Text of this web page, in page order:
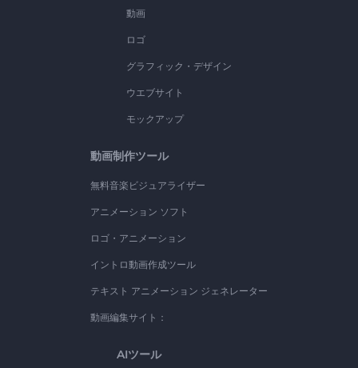
動画
ロゴ
グラフィック・デザイン
ウエブサイト
モックアップ
動画制作ツール
無料音楽ビジュアライザー
アニメーション ソフト
ロゴ・アニメーション
イントロ動画作成ツール
テキスト アニメーション ジェネレーター
動画編集サイト：
AIツール